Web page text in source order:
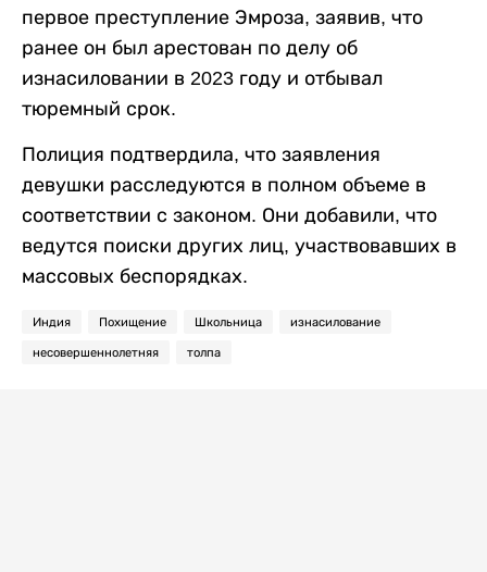
первое преступление Эмроза, заявив, что
ранее он был арестован по делу об
изнасиловании в 2023 году и отбывал
тюремный срок.
Полиция подтвердила, что заявления
девушки расследуются в полном объеме в
соответствии с законом. Они добавили, что
ведутся поиски других лиц, участвовавших в
массовых беспорядках.
Индия Похищение Школьница изнасилование
несовершеннолетняя толпа